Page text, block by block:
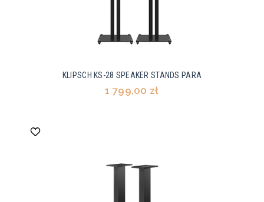
KLIPSCH KS-28 SPEAKER STANDS PARA
1 799,00 zł